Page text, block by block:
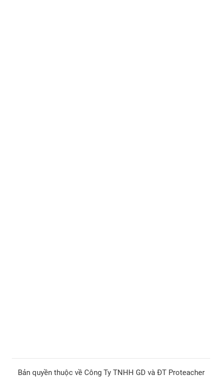
Bản quyền thuộc về Công Ty TNHH GD và ĐT Proteacher